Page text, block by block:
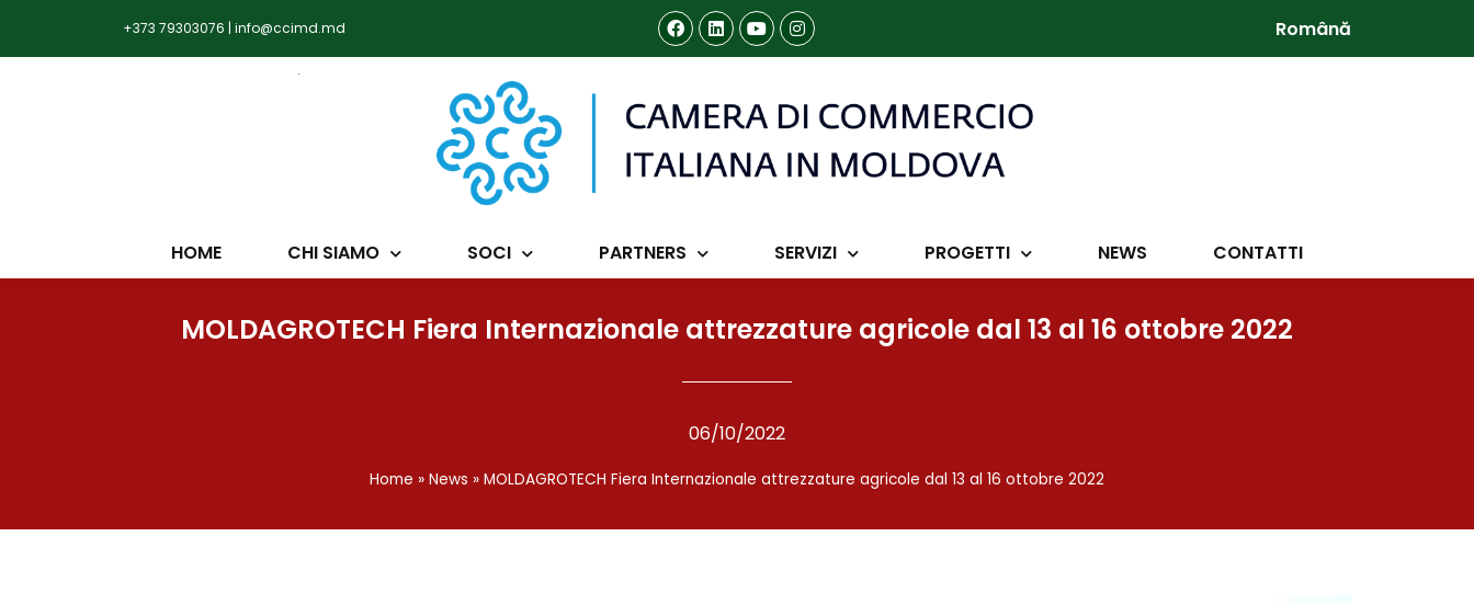
+373 79303076 | info@ccimd.md Română
HOME CHI SIAMO SOCI PARTNERS SERVIZI PROGETTI NEWS CONTATTI
MOLDAGROTECH Fiera Internazionale attrezzature agricole dal 13 al 16 ottobre 2022
06/10/2022
Home » News » MOLDAGROTECH Fiera Internazionale attrezzature agricole dal 13 al 16 ottobre 2022